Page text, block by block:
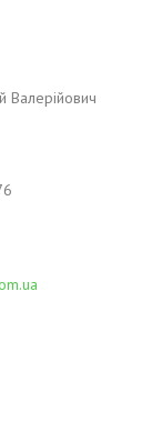
Валерійович